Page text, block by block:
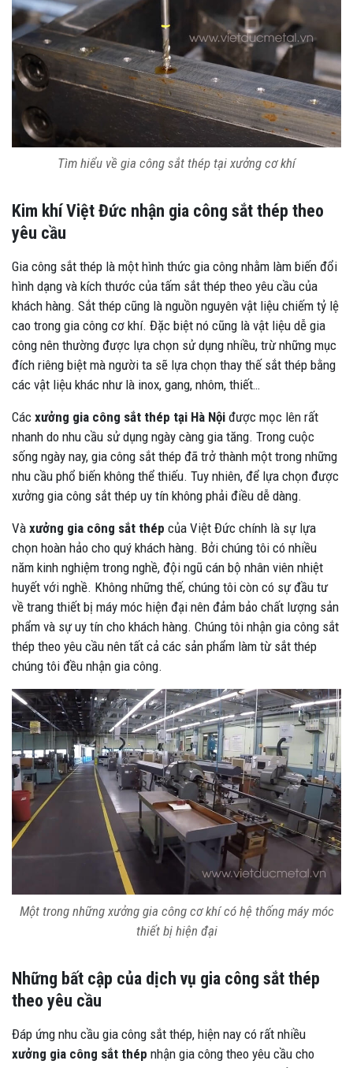
Tìm hiểu về gia công sắt thép tại xưởng cơ khí
Kim khí Việt Đức nhận gia công sắt thép theo
yêu cầu
Gia công sắt thép là một hình thức gia công nhằm làm biến đổi
hình dạng và kích thước của tấm sắt thép theo yêu cầu của
khách hàng. Sắt thép cũng là nguồn nguyên vật liệu chiếm tỷ lệ
cao trong gia công cơ khí. Đặc biệt nó cũng là vật liệu dễ gia
công nên thường được lựa chọn sử dụng nhiều, trừ những mục
đích riêng biệt mà người ta sẽ lựa chọn thay thế sắt thép bằng
các vật liệu khác như là inox, gang, nhôm, thiết…
Các xưởng gia công sắt thép tại Hà Nội được mọc lên rất
nhanh do nhu cầu sử dụng ngày càng gia tăng. Trong cuộc
sống ngày nay, gia công sắt thép đã trở thành một trong những
nhu cầu phổ biến không thể thiếu. Tuy nhiên, để lựa chọn được
xưởng gia công sắt thép uy tín không phải điều dễ dàng.
Và xưởng gia công sắt thép của Việt Đức chính là sự lựa
chọn hoàn hảo cho quý khách hàng. Bởi chúng tôi có nhiều
năm kinh nghiệm trong nghề, đội ngũ cán bộ nhân viên nhiệt
huyết với nghề. Không những thế, chúng tôi còn có sự đầu tư
về trang thiết bị máy móc hiện đại nên đảm bảo chất lượng sản
phẩm và sự uy tín cho khách hàng. Chúng tôi nhận gia công sắt
thép theo yêu cầu nên tất cả các sản phẩm làm từ sắt thép
chúng tôi đều nhận gia công.
Một trong những xưởng gia công cơ khí có hệ thống máy móc
thiết bị hiện đại
Những bất cập của dịch vụ gia công sắt thép
theo yêu cầu
Đáp ứng nhu cầu gia công sắt thép, hiện nay có rất nhiều
xưởng gia công sắt thép nhận gia công theo yêu cầu cho